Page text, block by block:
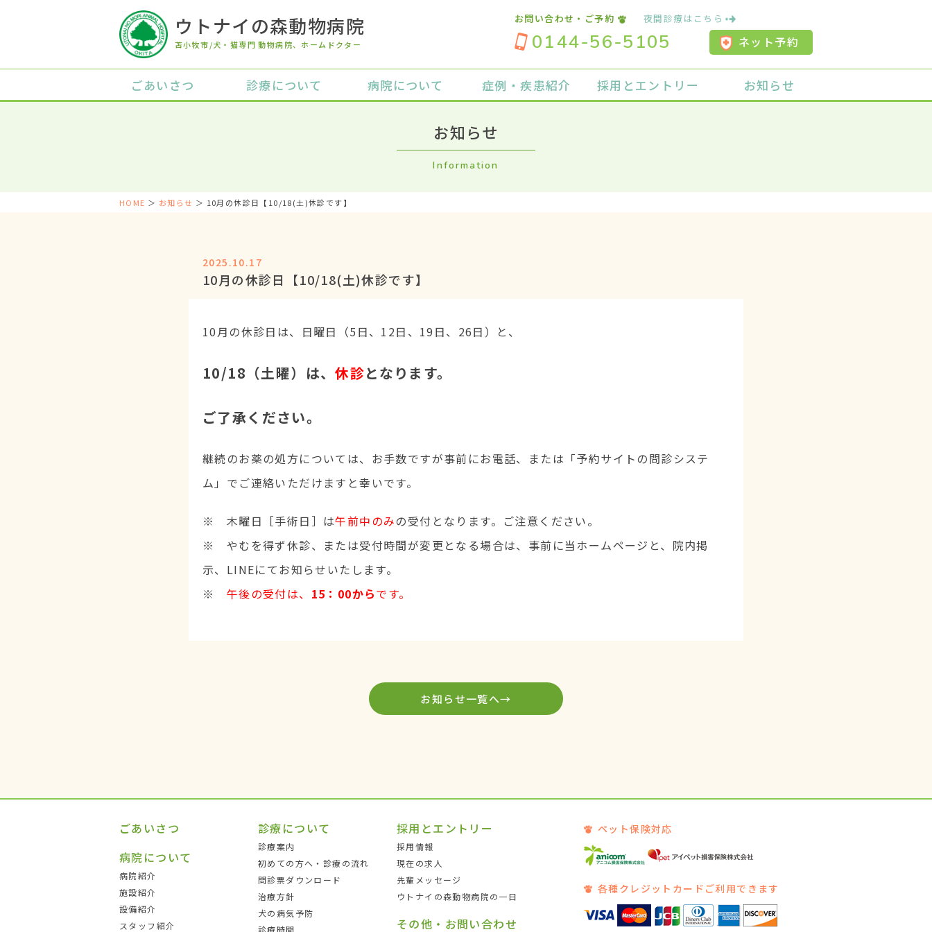
ウトナイの森動物病院
苫小牧市/犬・猫専門 動物病院、ホームドクター
お問い合わせ・ご予約 夜間診療はこちら
0144-56-5105 ネット予約
ごあいさつ 診療について 病院について 症例・疾患紹介 採用とエントリー お知らせ
お知らせ
Information
HOME ＞ お知らせ ＞ 10月の休診日【10/18(土)休診です】
2025.10.17
10月の休診日【10/18(土)休診です】
10月の休診日は、日曜日（5日、12日、19日、26日）と、
10/18（土曜）は、休診となります。
ご了承ください。
継続のお薬の処方については、お手数ですが事前にお電話、または「予約サイトの問診システ
ム」でご連絡いただけますと幸いです。
※ 木曜日［手術日］は午前中のみの受付となります。ご注意ください。
※ やむを得ず休診、または受付時間が変更となる場合は、事前に当ホームページと、院内掲
示、LINEにてお知らせいたします。
※ 午後の受付は、 15：00からです。
お知らせ一覧へ→
ごあいさつ
病院について
病院紹介
施設紹介
設備紹介
スタッフ紹介
診療について
診療案内
初めての方へ・診療の流れ
問診票ダウンロード
治療方針
犬の病気予防
診療時間
採用とエントリー
採用情報
現在の求人
先輩メッセージ
ウトナイの森動物病院の一日
その他・お問い合わせ
ペット保険対応
各種クレジットカードご利用できます